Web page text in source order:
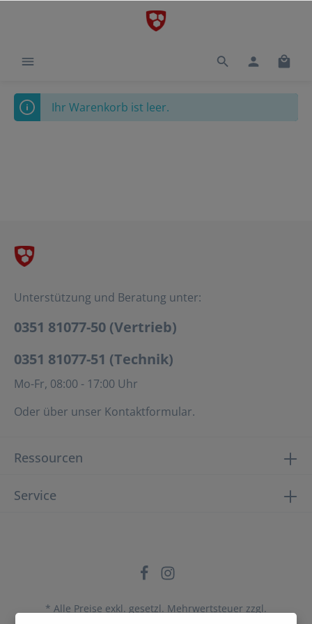
Ihr Warenkorb ist leer.
Unterstützung und Beratung unter:
0351 81077-50 (Vertrieb)
0351 81077-51 (Technik)
Mo-Fr, 08:00 - 17:00 Uhr
Oder über unser Kontaktformular.
Ressourcen
Service
* Alle Preise exkl. gesetzl. Mehrwertsteuer zzgl.